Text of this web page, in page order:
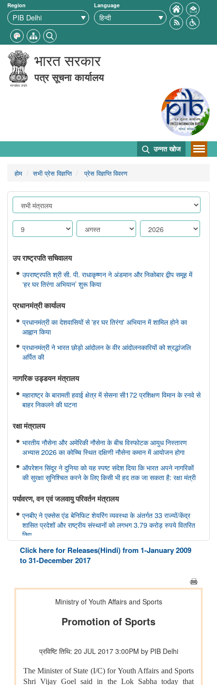
Region Language
भारत सरकार
पत्र सूचना कार्यालय
उन्नत खोज
होम सभी प्रेस विज्ञप्ति प्रेस विज्ञप्ति विवरण
उप राष्ट्रपति सचिवालय
उपराष्ट्रपति श्री सी. पी. राधाकृष्णन ने अंडमान और निकोबार द्वीप समूह में
‘हर घर तिरंगा अभियान’ शुरू किया
प्रधानमंत्री कार्यालय
प्रधानमंत्री का देशवासियों से 'हर घर तिरंगा' अभियान में शामिल होने का
आह्वान किया
प्रधानमंत्री ने भारत छोड़ो आंदोलन के वीर आंदोलनकारियों को श्रद्धांजलि
अर्पित की
नागरिक उड्डयन मंत्रालय
महाराष्ट्र के बारामती हवाई क्षेत्र में सेसना सी172 प्रशिक्षण विमान के रनवे से
बाहर निकलने की घटना
रक्षा मंत्रालय
भारतीय नौसेना और अमेरिकी नौसेना के बीच विस्फोटक आयुध निस्तारण
अभ्यास 2026 का कोच्चि स्थित दक्षिणी नौसेना कमान में आयोजन होगा
ऑपरेशन सिंदूर ने दुनिया को यह स्पष्ट संदेश दिया कि भारत अपने नागरिकों
की सुरक्षा सुनिश्चित करने के लिए किसी भी हद तक जा सकता है: रक्षा मंत्री
पर्यावरण, वन एवं जलवायु परिवर्तन मंत्रालय
एनबीए ने एक्सेस एंड बेनिफिट शेयरिंग व्यवस्था के अंतर्गत 33 राज्यों/केंद्र
शासित प्रदेशों और राष्ट्रीय संस्थानों को लगभग 3.79 करोड़ रुपये वितरित
किए
गृह मंत्रालय
आवासन और शहरी कार्य मंत्रालय
प्रधानमंत्री आवास योजना - शहरी क्षेत्र में उपलब्धि: 1.25 करोड़ घरों की
नवीन एवं नवीकरणीय ऊर्जा मंत्रालय
भारत ने जीवाश्म ईंधन रहित विद्युत उत्पादन क्षमता में 300 गीगावाट का
ऐतिहासिक आंकड़ा हासिल किया
Click here for Releases(Hindi) from 1-January 2009
to 31-December 2017